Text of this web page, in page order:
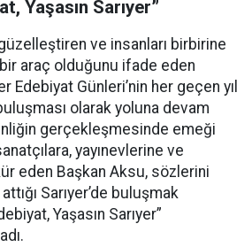
Yaşasın Sarıyer”
ve insanları birbirine
araç olduğunu ifade eden
Edebiyat Günleri’nin her geçen yıl
olarak yoluna devam
gerçekleşmesinde emeği
yayınevlerine ve
eden Başkan Aksu, sözlerini
Sarıyer’de buluşmak
Yaşasın Sarıyer”